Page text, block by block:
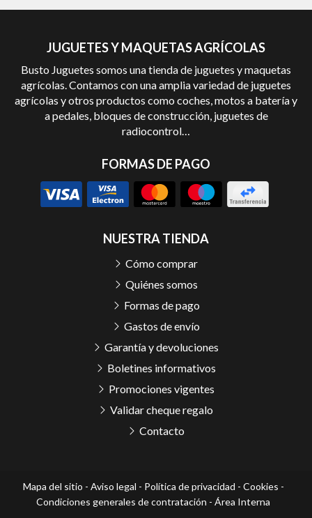
JUGUETES Y MAQUETAS AGRÍCOLAS
Busto Juguetes somos una tienda de juguetes y maquetas
agrícolas. Contamos con una amplia variedad de juguetes
agrícolas y otros productos como coches, motos a batería y
a pedales, bloques de construcción, juguetes de
radiocontrol…
FORMAS DE PAGO
NUESTRA TIENDA
Cómo comprar
Quiénes somos
Formas de pago
Gastos de envío
Garantía y devoluciones
Boletines informativos
Promociones vigentes
Validar cheque regalo
Contacto
Mapa del sitio - Aviso legal - Política de privacidad - Cookies -
Condiciones generales de contratación - Área Interna